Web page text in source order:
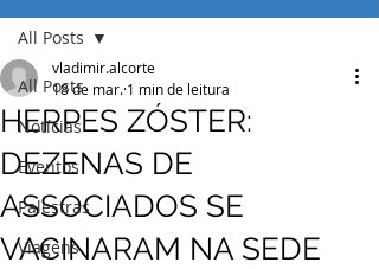
All Posts
Notícias
Eventos
Palestras
Viagens
All Posts
HERPES ZÓSTER:
DEZENAS DE
ASSOCIADOS SE
VACINARAM NA SEDE
vladimir.alcorte
18 de mar. 1 min de leitura